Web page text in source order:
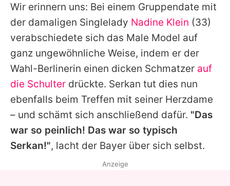
Wir erinnern uns: Bei einem Gruppendate mit
der damaligen Singlelady Nadine Klein (33)
verabschiedete sich das Male Model auf
ganz ungewöhnliche Weise, indem er der
Wahl-Berlinerin einen dicken Schmatzer auf
die Schulter drückte. Serkan tut dies nun
ebenfalls beim Treffen mit seiner Herzdame
– und schämt sich anschließend dafür. "Das
war so peinlich! Das war so typisch
Serkan!", lacht der Bayer über sich selbst.
Anzeige